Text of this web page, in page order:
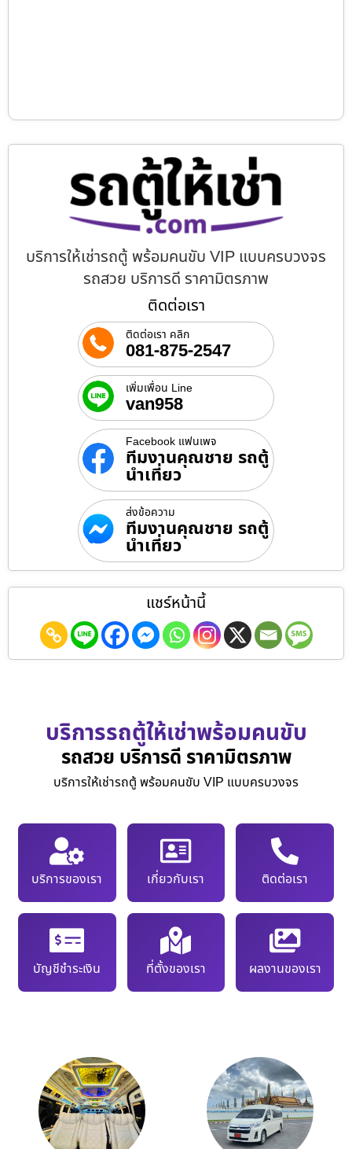
บริการให้เช่ารถตู้ พร้อมคนขับ VIP แบบครบวงจร
รถสวย บริการดี ราคามิตรภาพ
ติดต่อเรา
ติดต่อเรา คลิก
081-875-2547
เพิ่มเพื่อน Line
van958
Facebook แฟนเพจ
ทีมงานคุณชาย รถตู้
นำเที่ยว
ส่งข้อความ
ทีมงานคุณชาย รถตู้
นำเที่ยว
แชร์หน้านี้
บริการรถตู้ให้เช่าพร้อมคนขับ
รถสวย บริการดี ราคามิตรภาพ
บริการให้เช่ารถตู้ พร้อมคนขับ VIP แบบครบวงจร
บริการของเรา เกี่ยวกับเรา ติดต่อเรา
บัญชีชำระเงิน ที่ตั้งของเรา ผลงานของเรา